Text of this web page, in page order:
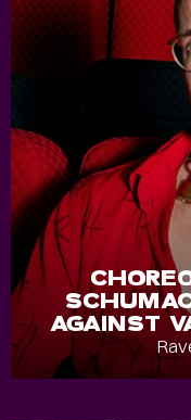
AGAINST